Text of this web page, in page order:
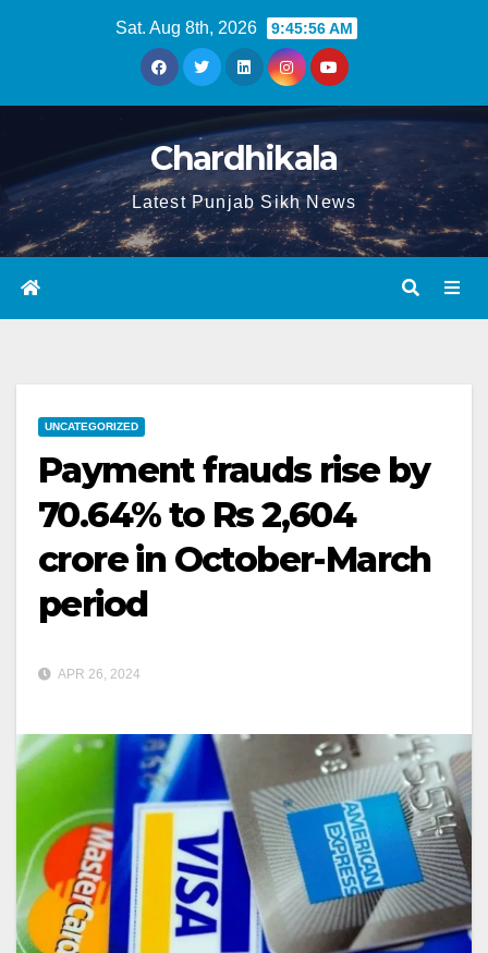
Sat. Aug 8th, 2026 9:45:57 AM
Chardhikala
Latest Punjab Sikh News
UNCATEGORIZED
Payment frauds rise by
70.64% to Rs 2,604
crore in October-March
period
APR 26, 2024